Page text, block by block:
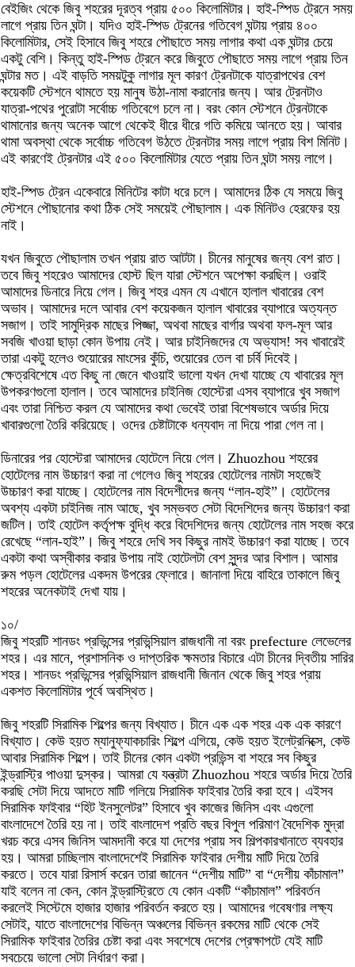
বেইজিং থেকে জিবু শহরের দূরত্ব প্রায় ৫০০ কিলোমিটার। হাই-স্পিড ট্রেনে সময়
লাগে প্রায় তিন ঘন্টা। যদিও হাই-স্পিড ট্রেনের গতিবেগ ঘন্টায় প্রায় ৪০০
কিলোমিটার, সেই হিসাবে জিবু শহরে পৌছাতে সময় লাগার কথা এক ঘন্টার চেয়ে
একটু বেশি। কিন্তু হাই-স্পিড ট্রেনে করে জিবুতে পৌছাতে সময় লাগে প্রায় তিন
ঘন্টার মত। এই বাড়তি সময়টুকু লাগার মূল কারণ ট্রেনটাকে যাত্রাপথের বেশ
কয়েকটি স্টেশনে থামতে হয় মানুষ উঠা-নামা করানোর জন্য। আর ট্রেনটাও
যাত্রা-পথের পুরোটা সর্বোচ্চ গতিবেগে চলে না। বরং কোন স্টেশনে ট্রেনটাকে
থামানোর জন্য অনেক আগে থেকেই ধীরে ধীরে গতি কমিয়ে আনতে হয়। আবার
থামা অবস্থা থেকে সর্বোচ্চ গতিবেগ উঠতে ট্রেনটার সময় লাগে প্রায় বিশ মিনিট।
এই কারণেই ট্রেনটার এই ৫০০ কিলোমিটার যেতে প্রায় তিন ঘন্টা সময় লাগে।
হাই-স্পিড ট্রেন একেবারে মিনিটের কাটা ধরে চলে। আমাদের ঠিক যে সময়ে জিবু
স্টেশনে পৌছানোর কথা ঠিক সেই সময়েই পৌছালাম। এক মিনিটও হেরফের হয়
নাই।
যখন জিবুতে পৌছালাম তখন প্রায় রাত আটটা। চীনের মানুষের জন্য বেশ রাত।
তবে জিবু শহরেও আমাদের হোস্ট ছিল যারা স্টেশনে অপেক্ষা করছিল। ওরাই
আমাদের ডিনারে নিয়ে গেল। জিবু শহর এমন যে এখানে হালাল খাবারের বেশ
অভাব। আমাদের দলে আবার বেশ কয়েকজন হালাল খাবারের ব্যাপারে অত্যন্ত
সজাগ। তাই সামুদ্রিক মাছের পিজ্জা, অথবা মাছের বার্গার অথবা ফল-মূল আর
সবজি খাওয়া ছাড়া কোন উপায় নেই। আর চাইনিজদের যে অভ্যাস! সব খাবারেই
তারা একটু হলেও শুয়োরের মাংসের কুঁচি, শুয়োরের তেল বা চর্বি দিবেই।
ক্ষেত্রবিশেষে এত কিছু না জেনে খাওয়াই ভালো যখন দেখা যাচ্ছে যে খাবারের মূল
উপকরণগুলো হালাল। তবে আমাদের চাইনিজ হোস্টেরা এসব ব্যাপারে খুব সজাগ
এবং তারা নিশ্চিত করল যে আমাদের কথা ভেবেই তারা বিশেষভাবে অর্ডার দিয়ে
খাবারগুলো তৈরি করিয়েছে। ওদের চেষ্টাটাকে ধন্যবাদ না দিয়ে পারা গেল না।
ডিনারের পর হোস্টেরা আমাদের হোটেলে নিয়ে গেল। Zhuozhou শহরের
হোটেলের নাম উচ্চারণ করা না গেলেও জিবু শহরের হোটেলের নামটা সহজেই
উচ্চারণ করা যাচ্ছে। হোটেলের নাম বিদেশীদের জন্য “লান-হাই”। হোটেলের
অবশ্য একটা চাইনিজ নাম আছে, খুব সম্ভবত সেটা বিদেশিদের জন্য উচ্চারণ করা
জটিল। তাই হোটেল কর্তৃপক্ষ বুদ্ধি করে বিদেশিদের জন্য হোটেলের নাম সহজ করে
রেখেছে “লান-হাই”। জিবু শহরে দেখি সব কিছুর নামই উচ্চারণ করা যাচ্ছে। তবে
একটা কথা অস্বীকার করার উপায় নাই হোটেলটা বেশ সুন্দর আর বিশাল। আমার
রুম পড়ল হোটেলের একদম উপরের ফ্লোরে। জানালা দিয়ে বাহিরে তাকালে জিবু
শহরের অনেকটাই দেখা যায়।
১০/
জিবু শহরটি শানডং প্রভিন্সের প্রভিন্সিয়াল রাজধানী না বরং prefecture লেভেলের
শহর। এর মানে, প্রশাসনিক ও দাপ্তরিক ক্ষমতার বিচারে এটা চীনের দ্বিতীয় সারির
শহর। শানডং প্রভিন্সের প্রভিন্সিয়াল রাজধানী জিনান থেকে জিবু শহর প্রায়
একশত কিলোমিটার পূর্বে অবস্থিত।
জিবু শহরটি সিরামিক শিল্পের জন্য বিখ্যাত। চীনে এক এক শহর এক এক কারণে
বিখ্যাত। কেউ হয়ত ম্যানুফ্যাকচারিং শিল্পে এগিয়ে, কেউ হয়ত ইলেট্রনিক্সে, কেউ
আবার সিরামিক শিল্পে। তাই চীনের কোন একটা প্রভিন্স বা শহরে সব কিছুর
ইন্ড্রাস্ট্রি পাওয়া দুস্কর। আমরা যে যন্ত্রটা Zhuozhou শহরে অর্ডার দিয়ে তৈরি
করছি সেটা দিয়ে আদতে মাটি গলিয়ে সিরামিক ফাইবার তৈরি করা হবে। এইসব
সিরামিক ফাইবার “হিট ইনসুলেটর” হিসাবে খুব কাজের জিনিস এবং এগুলো
বাংলাদেশে তৈরি হয় না। তাই বাংলাদেশ প্রতি বছর বিপুল পরিমাণ বৈদেশিক মুদ্রা
খরচ করে এসব জিনিস আমদানী করে যা দেশের প্রায় সব শিল্পকারখানাতে ব্যবহার
হয়। আমরা চাচ্ছিলাম বাংলাদেশেই সিরামিক ফাইবার দেশীয় মাটি দিয়ে তৈরি
করতে। তবে যারা রিসার্স করেন তারা জানেন “দেশীয় মাটি” বা “দেশীয় কাঁচামাল”
যাই বলেন না কেন, কোন ইন্ড্রাস্ট্রিতে যে কোন একটি “কাঁচামাল” পরিবর্তন
করলেই সিস্টেমে হাজার হাজার পরিবর্তন করতে হয়। আমাদের গবেষণার লক্ষ্য
সেটাই, যাতে বাংলাদেশের বিভিন্ন অঞ্চলের বিভিন্ন রকমের মাটি থেকে সেই
সিরামিক ফাইবার তৈরির চেষ্টা করা এবং সবশেষে দেশের প্রেক্ষাপটে যেই মাটি
সবচেয়ে ভালো সেটা নির্ধারণ করা।